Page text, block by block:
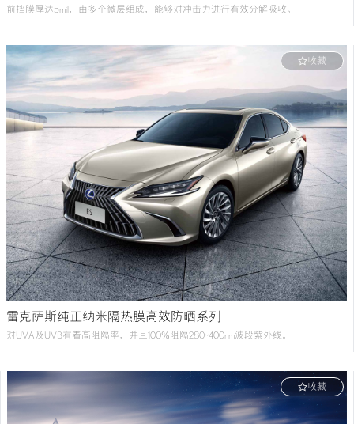
前挡膜厚达5mil，由多个微层组成，能够对冲击力进行有效分解吸收。
雷克萨斯纯正纳米隔热膜高效防晒系列
对UVA及UVB有着高阻隔率，并且100%阻隔280~400nm波段紫外线。
收藏
收藏